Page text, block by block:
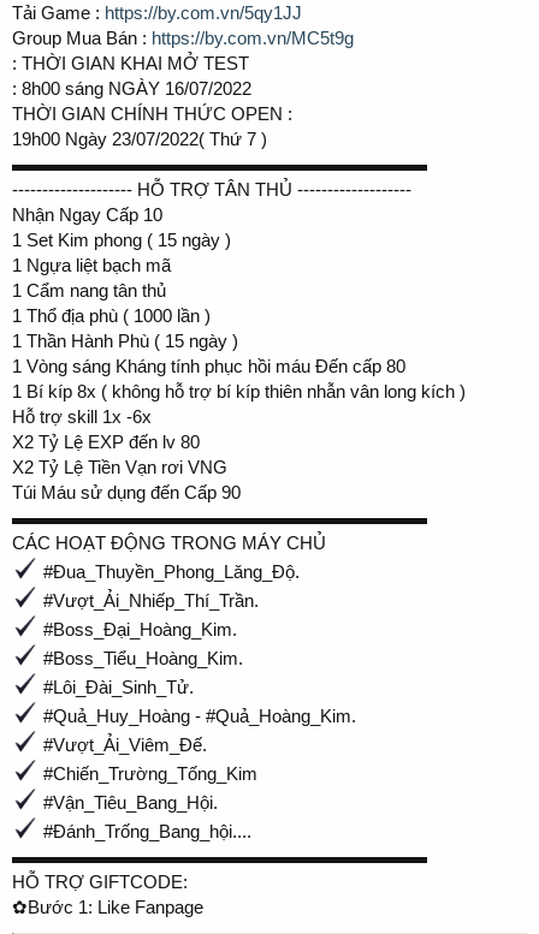
Tải Game : https://by.com.vn/5qy1JJ
Group Mua Bán : https://by.com.vn/MC5t9g
: THỜI GIAN KHAI MỞ TEST
: 8h00 sáng NGÀY 16/07/2022
THỜI GIAN CHÍNH THỨC OPEN :
19h00 Ngày 23/07/2022( Thứ 7 )
▬▬▬▬▬▬▬▬▬▬▬▬▬▬▬▬▬▬▬▬▬▬▬
-------------------- HỖ TRỢ TÂN THỦ -------------------
Nhận Ngay Cấp 10
1 Set Kim phong ( 15 ngày )
1 Ngựa liệt bạch mã
1 Cẩm nang tân thủ
1 Thổ địa phù ( 1000 lần )
1 Thần Hành Phù ( 15 ngày )
1 Vòng sáng Kháng tính phục hồi máu Đến cấp 80
1 Bí kíp 8x ( không hỗ trợ bí kíp thiên nhẫn vân long kích )
Hỗ trợ skill 1x -6x
X2 Tỷ Lệ EXP đến lv 80
X2 Tỷ Lệ Tiền Vạn rơi VNG
Túi Máu sử dụng đến Cấp 90
▬▬▬▬▬▬▬▬▬▬▬▬▬▬▬▬▬▬▬▬▬▬▬
CÁC HOẠT ĐỘNG TRONG MÁY CHỦ
#Đua_Thuyền_Phong_Lăng_Độ.
#Vượt_Ải_Nhiếp_Thí_Trần.
#Boss_Đại_Hoàng_Kim.
#Boss_Tiểu_Hoàng_Kim.
#Lôi_Đài_Sinh_Tử.
#Quả_Huy_Hoàng - #Quả_Hoàng_Kim.
#Vượt_Ải_Viêm_Đế.
#Chiến_Trường_Tống_Kim
#Vận_Tiêu_Bang_Hội.
#Đánh_Trống_Bang_hội....
▬▬▬▬▬▬▬▬▬▬▬▬▬▬▬▬▬▬▬▬▬▬▬
HỖ TRỢ GIFTCODE:
✿Bước 1: Like Fanpage